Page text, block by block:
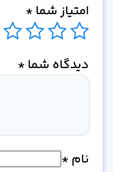
امتیاز شما *
دیدگاه شما *
نام *